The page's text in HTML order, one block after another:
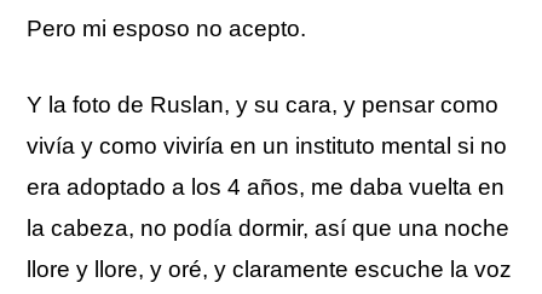
Pero mi esposo no acepto.
Y la foto de Ruslan, y su cara, y pensar como
vivía y como viviría en un instituto mental si no
era adoptado a los 4 años, me daba vuelta en
la cabeza, no podía dormir, así que una noche
llore y llore, y oré, y claramente escuche la voz